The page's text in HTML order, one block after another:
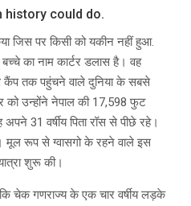
history could do.
जिस पर किसी को यकीन नहीं हुआ.
बच्चे का नाम कार्टर डलास है। वह
कैंप तक पहुंचने वाले दुनिया के सबसे
उन्होंने नेपाल की 17,598 फुट
अपने 31 वर्षीय पिता रॉस से पीछे रहे।
मूल रूप से ग्वासगो के रहने वाले इस
शुरू की।
चेक गणराज्य के एक चार वर्षीय लड़के